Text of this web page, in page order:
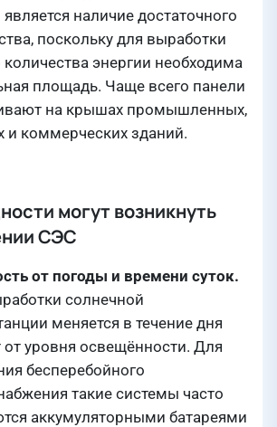
наличие достаточного
поскольку для выработки
энергии необходима
площадь. Чаще всего панели
на крышах промышленных,
и коммерческих зданий.
могут возникнуть
СЭС
от погоды и времени суток.
солнечной
меняется в течение дня
от уровня освещённости. Для
бесперебойного
такие системы часто
аккумуляторными батареями